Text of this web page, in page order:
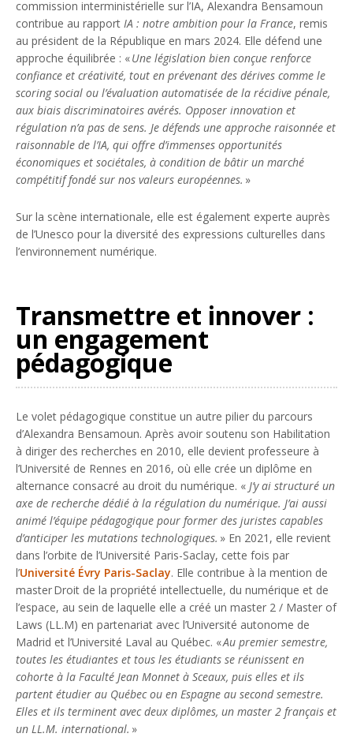
commission interministérielle sur l’IA, Alexandra Bensamoun
contribue au rapport IA : notre ambition pour la France, remis
au président de la République en mars 2024. Elle défend une
approche équilibrée : «Une législation bien conçue renforce
confiance et créativité, tout en prévenant des dérives comme le
scoring social ou l’évaluation automatisée de la récidive pénale,
aux biais discriminatoires avérés. Opposer innovation et
régulation n’a pas de sens. Je défends une approche raisonnée et
raisonnable de l’IA, qui offre d’immenses opportunités
économiques et sociétales, à condition de bâtir un marché
compétitif fondé sur nos valeurs européennes. »
Sur la scène internationale, elle est également experte auprès
de l’Unesco pour la diversité des expressions culturelles dans
l’environnement numérique.
Transmettre et innover :
un engagement
pédagogique
Le volet pédagogique constitue un autre pilier du parcours
d’Alexandra Bensamoun. Après avoir soutenu son Habilitation
à diriger des recherches en 2010, elle devient professeure à
l’Université de Rennes en 2016, où elle crée un diplôme en
alternance consacré au droit du numérique. « J’y ai structuré un
axe de recherche dédié à la régulation du numérique. J’ai aussi
animé l’équipe pédagogique pour former des juristes capables
d’anticiper les mutations technologiques. » En 2021, elle revient
dans l’orbite de l’Université Paris-Saclay, cette fois par
l’Université Évry Paris-Saclay. Elle contribue à la mention de
master Droit de la propriété intellectuelle, du numérique et de
l’espace, au sein de laquelle elle a créé un master 2 / Master of
Laws (LL.M) en partenariat avec l’Université autonome de
Madrid et l’Université Laval au Québec. «Au premier semestre,
toutes les étudiantes et tous les étudiants se réunissent en
cohorte à la Faculté Jean Monnet à Sceaux, puis elles et ils
partent étudier au Québec ou en Espagne au second semestre.
Elles et ils terminent avec deux diplômes, un master 2 français et
un LL.M. international. »